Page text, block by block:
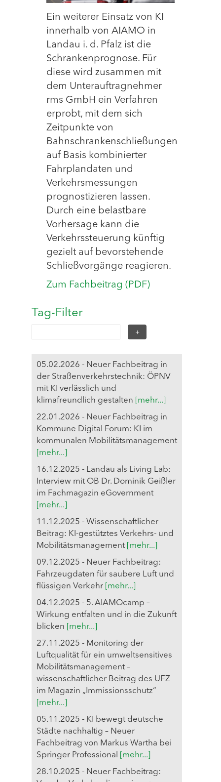
Ein weiterer Einsatz von KI
innerhalb von AIAMO in
Landau i. d. Pfalz ist die
Schrankenprognose. Für
diese wird zusammen mit
dem Unterauftragnehmer
rms GmbH ein Verfahren
erprobt, mit dem sich
Zeitpunkte von
Bahnschrankenschließungen
auf Basis kombinierter
Fahrplandaten und
Verkehrsmessungen
prognostizieren lassen.
Durch eine belastbare
Vorhersage kann die
Verkehrssteuerung künftig
gezielt auf bevorstehende
Schließvorgänge reagieren.
Zum Fachbeitrag (PDF)
Tag-Filter
05.02.2026 - Neuer Fachbeitrag in
der Straßenverkehrstechnik: ÖPNV
mit KI verlässlich und
klimafreundlich gestalten
[mehr...]
22.01.2026 - Neuer Fachbeitrag in
Kommune Digital Forum: KI im
kommunalen Mobilitätsmanagement
[mehr...]
16.12.2025 - Landau als Living Lab:
Interview mit OB Dr. Dominik Geißler
im Fachmagazin eGovernment
[mehr...]
11.12.2025 - Wissenschaftlicher
Beitrag: KI-gestütztes Verkehrs- und
Mobilitätsmanagement [mehr...]
09.12.2025 - Neuer Fachbeitrag:
Fahrzeugdaten für saubere Luft und
flüssigen Verkehr [mehr...]
04.12.2025 - 5. AIAMOcamp –
Wirkung entfalten und in die Zukunft
blicken
[mehr...]
27.11.2025 - Monitoring der
Luftqualität für ein umweltsensitives
Mobilitätsmanagement –
wissenschaftlicher Beitrag des UFZ
im Magazin „Immissionsschutz“
[mehr...]
05.11.2025 - KI bewegt deutsche
Städte nachhaltig – Neuer
Fachbeitrag von Markus Wartha bei
Springer Professional
[mehr...]
28.10.2025 - Neuer Fachbeitrag: